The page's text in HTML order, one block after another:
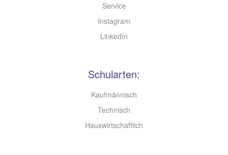
Service
Instagram
LinkedIn
Schularten:
Kaufmännisch
Technisch
Hauswirtschaftlich